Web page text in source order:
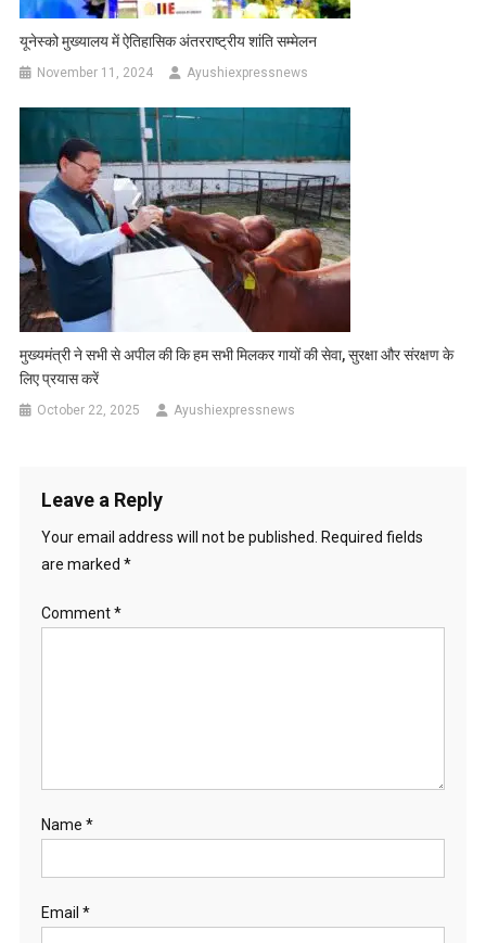
यूनेस्को मुख्यालय में ऐतिहासिक अंतरराष्ट्रीय शांति सम्मेलन
November 11, 2024 Ayushiexpressnews
मुख्यमंत्री ने सभी से अपील की कि हम सभी मिलकर गायों की सेवा, सुरक्षा और संरक्षण के
लिए प्रयास करें
October 22, 2025 Ayushiexpressnews
Leave a Reply
Your email address will not be published.
Required fields
are marked *
Comment*
Name *
Email *